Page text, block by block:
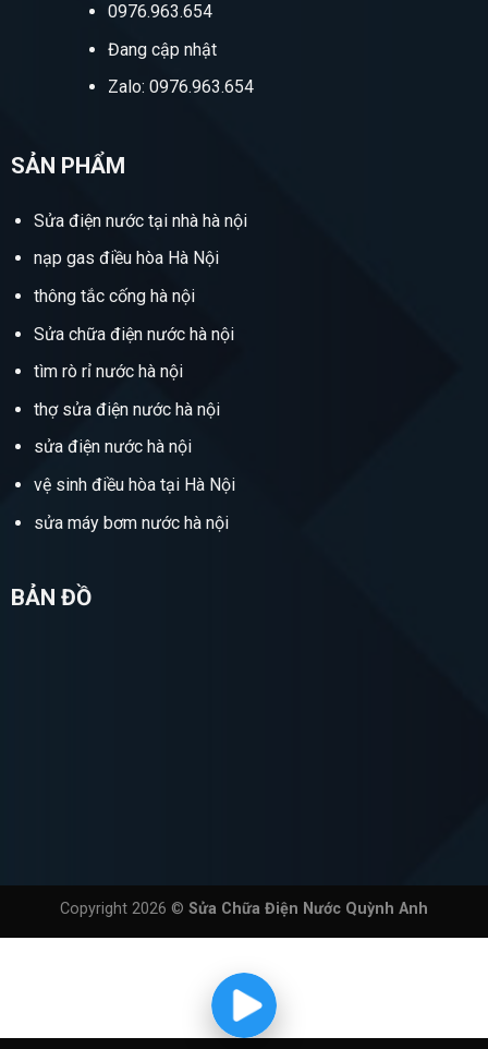
0976.963.654
Đang cập nhật
Zalo: 0976.963.654
SẢN PHẨM
Sửa điện nước tại nhà hà nội
nạp gas điều hòa Hà Nội
thông tắc cống hà nội
Sửa chữa điện nước hà nội
tìm rò rỉ nước hà nội
thợ sửa điện nước hà nội
sửa điện nước hà nội
vệ sinh điều hòa tại Hà Nội
sửa máy bơm nước hà nội
BẢN ĐỒ
Copyright 2026 © Sửa Chữa Điện Nước Quỳnh Anh